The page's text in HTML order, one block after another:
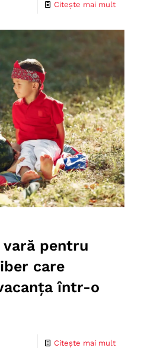
Citește mai mult
pentru
care
într-o
Citește mai mult